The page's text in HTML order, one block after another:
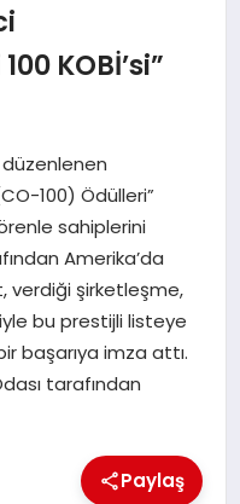
KOBİ’si”
100) Ödülleri”
sahiplerini
Amerika’da
verdiği şirketleşme,
bu prestijli listeye
başarıya imza attı.
tarafından
Paylaş